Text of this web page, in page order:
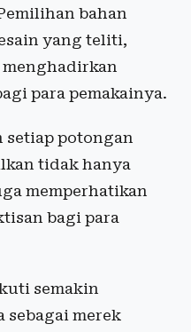
bahan
yang teliti,
menghadirkan
para pemakainya.
setiap potongan
tidak hanya
memperhatikan
bagi para
semakin
sebagai merek